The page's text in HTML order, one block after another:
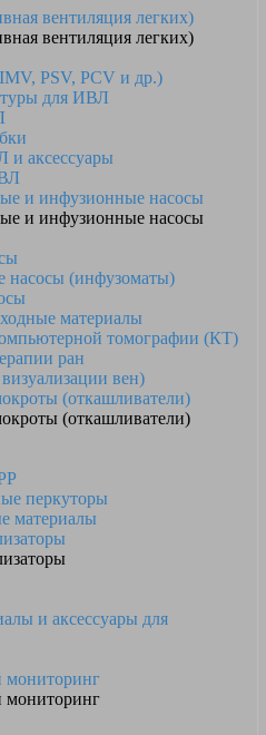
вентиляция легких)
вентиляция легких)
PSV, PCV и др.)
для ИВЛ
аксессуары
и инфузионные насосы
и инфузионные насосы
насосы (инфузоматы)
материалы
томографии (КТ)
ран
вен)
(откашливатели)
(откашливатели)
перкуторы
материалы
и аксессуары для
мониторинг
мониторинг